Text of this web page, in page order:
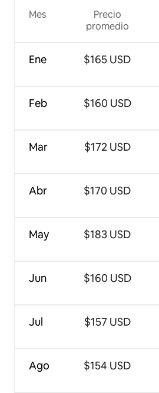
Mes
Ene
Feb
Mar
Abr
May
Jun
Jul
Ago
Precio
promedio
$165 USD
$160 USD
$172 USD
$170 USD
$183 USD
$160 USD
$157 USD
$154 USD